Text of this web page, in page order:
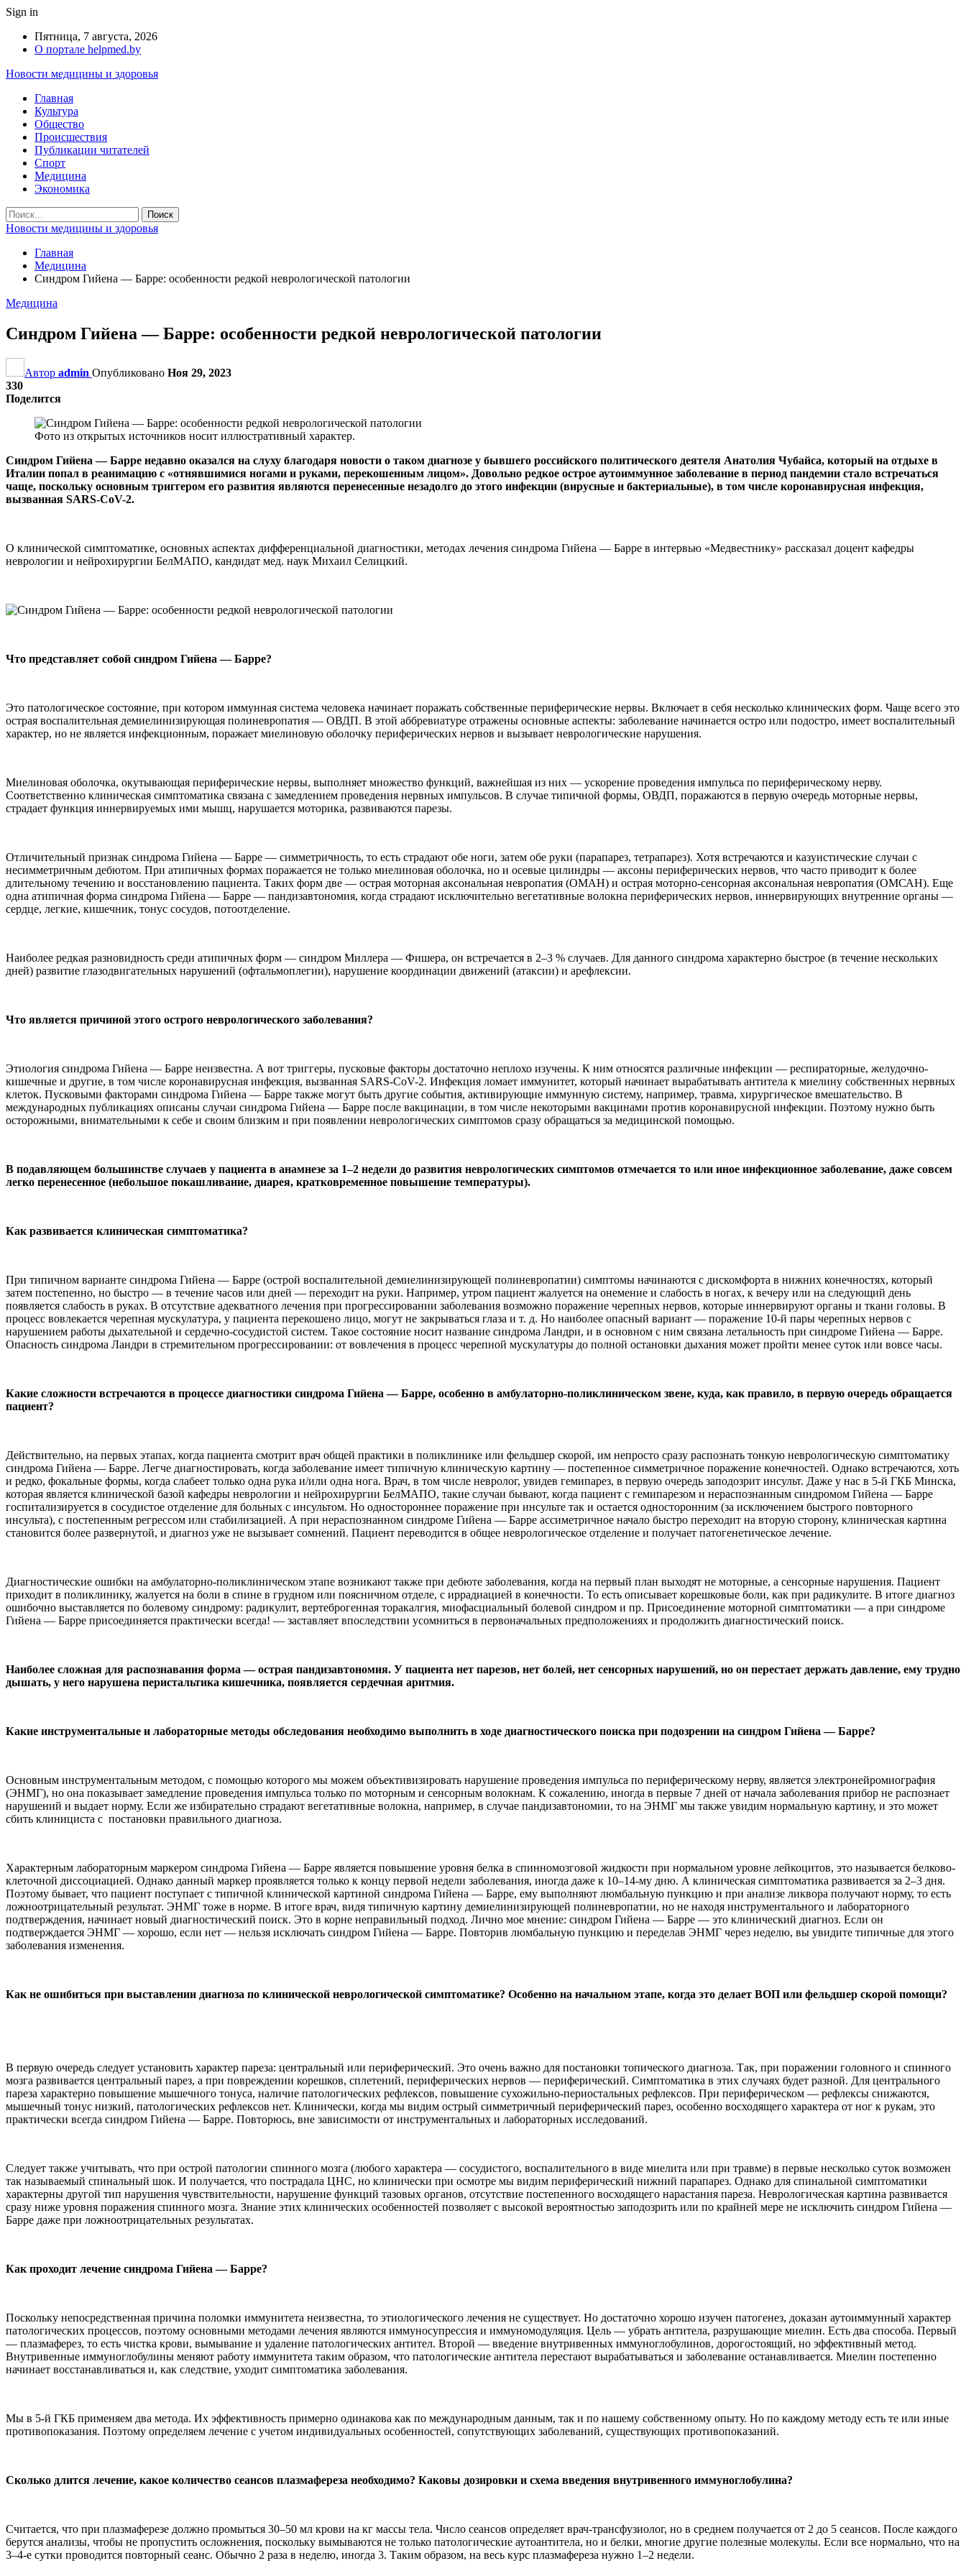
Sign in
Пятница, 7 августа, 2026
О портале helpmed.by
Новости медицины и здоровья
Главная
Культура
Общество
Происшествия
Публикации читателей
Спорт
Медицина
Экономика
Новости медицины и здоровья
Главная
Медицина
Синдром Гийена — Барре: особенности редкой неврологической патологии
Медицина
Синдром Гийена — Барре: особенности редкой неврологической патологии
Автор admin Опубликовано Ноя 29, 2023
330
Поделится
Фото из открытых источников носит иллюстративный характер.
Синдром Гийена — Барре недавно оказался на слуху благодаря новости о таком диагнозе у бывшего российского политического деятеля Анатолия Чубайса, который на отдыхе в
Италии попал в реанимацию с «отнявшимися ногами и руками, перекошенным лицом». Довольно редкое острое аутоиммунное заболевание в период пандемии стало встречаться
чаще, поскольку основным триггером его развития являются перенесенные незадолго до этого инфекции (вирусные и бактериальные), в том числе коронавирусная инфекция,
вызванная SARS-CоV-2.
О клинической симптоматике, основных аспектах дифференциальной диагностики, методах лечения синдрома Гийена — Барре в интервью «Медвестнику» рассказал доцент кафедры
неврологии и нейрохирургии БелМАПО, кандидат мед. наук Михаил Селицкий.
Что представляет собой синдром Гийена — Барре?
Это патологическое состояние, при котором иммунная система человека начинает поражать собственные периферические нервы. Включает в себя несколько клинических форм. Чаще всего это
острая воспалительная демиелинизирующая полиневропатия — ОВДП. В этой аббревиатуре отражены основные аспекты: заболевание начинается остро или подостро, имеет воспалительный
характер, но не является инфекционным, поражает миелиновую оболочку периферических нервов и вызывает неврологические нарушения.
Миелиновая оболочка, окутывающая периферические нервы, выполняет множество функций, важнейшая из них — ускорение проведения импульса по периферическому нерву.
Соответственно клиническая симптоматика связана с замедлением проведения нервных импульсов. В случае типичной формы, ОВДП, поражаются в первую очередь моторные нервы,
страдает функция иннервируемых ими мышц, нарушается моторика, развиваются парезы.
Отличительный признак синдрома Гийена — Барре — симметричность, то есть страдают обе ноги, затем обе руки (парапарез, тетрапарез). Хотя встречаются и казуистические случаи с
несимметричным дебютом. При атипичных формах поражается не только миелиновая оболочка, но и осевые цилиндры — аксоны периферических нервов, что часто приводит к более
длительному течению и восстановлению пациента. Таких форм две — острая моторная аксональная невропатия (ОМАН) и острая моторно-сенсорная аксональная невропатия (ОМСАН). Еще
одна атипичная форма синдрома Гийена — Барре — пандизавтономия, когда страдают исключительно вегетативные волокна периферических нервов, иннервирующих внутренние органы —
сердце, легкие, кишечник, тонус сосудов, потоотделение.
Наиболее редкая разновидность среди атипичных форм — синдром Миллера — Фишера, он встречается в 2–3 % случаев. Для данного синдрома характерно быстрое (в течение нескольких
дней) развитие глазодвигательных нарушений (офтальмоплегии), нарушение координации движений (атаксии) и арефлексии.
Что является причиной этого острого неврологического заболевания?
Этиология синдрома Гийена — Барре неизвестна. А вот триггеры, пусковые факторы достаточно неплохо изучены. К ним относятся различные инфекции — респираторные, желудочно-
кишечные и другие, в том числе коронавирусная инфекция, вызванная SARS-CoV-2. Инфекция ломает иммунитет, который начинает вырабатывать антитела к миелину собственных нервных
клеток. Пусковыми факторами синдрома Гийена — Барре также могут быть другие события, активирующие иммунную систему, например, травма, хирургическое вмешательство. В
международных публикациях описаны случаи синдрома Гийена — Барре после вакцинации, в том числе некоторыми вакцинами против коронавирусной инфекции. Поэтому нужно быть
осторожными, внимательными к себе и своим близким и при появлении неврологических симптомов сразу обращаться за медицинской помощью.
В подавляющем большинстве случаев у пациента в анамнезе за 1–2 недели до развития неврологических симптомов отмечается то или иное инфекционное заболевание, даже совсем
легко перенесенное (небольшое покашливание, диарея, кратковременное повышение температуры).
Как развивается клиническая симптоматика?
При типичном варианте синдрома Гийена — Барре (острой воспалительной демиелинизирующей полиневропатии) симптомы начинаются с дискомфорта в нижних конечностях, который
затем постепенно, но быстро — в течение часов или дней — переходит на руки. Например, утром пациент жалуется на онемение и слабость в ногах, к вечеру или на следующий день
появляется слабость в руках. В отсутствие адекватного лечения при прогрессировании заболевания возможно поражение черепных нервов, которые иннервируют органы и ткани головы. В
процесс вовлекается черепная мускулатура, у пациента перекошено лицо, могут не закрываться глаза и т. д. Но наиболее опасный вариант — поражение 10-й пары черепных нервов с
нарушением работы дыхательной и сердечно-сосудистой систем. Такое состояние носит название синдрома Ландри, и в основном с ним связана летальность при синдроме Гийена — Барре.
Опасность синдрома Ландри в стремительном прогрессировании: от вовлечения в процесс черепной мускулатуры до полной остановки дыхания может пройти менее суток или вовсе часы.
Какие сложности встречаются в процессе диагностики синдрома Гийена — Барре, особенно в амбулаторно-поликлиническом звене, куда, как правило, в первую очередь обращается
пациент?
Действительно, на первых этапах, когда пациента смотрит врач общей практики в поликлинике или фельдшер скорой, им непросто сразу распознать тонкую неврологическую симптоматику
синдрома Гийена — Барре. Легче диагностировать, когда заболевание имеет типичную клиническую картину — постепенное симметричное поражение конечностей. Однако встречаются, хоть
и редко, фокальные формы, когда слабеет только одна рука и/или одна нога. Врач, в том числе невролог, увидев гемипарез, в первую очередь заподозрит инсульт. Даже у нас в 5-й ГКБ Минска,
которая является клинической базой кафедры неврологии и нейрохирургии БелМАПО, такие случаи бывают, когда пациент с гемипарезом и нераспознанным синдромом Гийена — Барре
госпитализируется в сосудистое отделение для больных с инсультом. Но одностороннее поражение при инсульте так и остается односторонним (за исключением быстрого повторного
инсульта), с постепенным регрессом или стабилизацией. А при нераспознанном синдроме Гийена — Барре ассиметричное начало быстро переходит на вторую сторону, клиническая картина
становится более развернутой, и диагноз уже не вызывает сомнений. Пациент переводится в общее неврологическое отделение и получает патогенетическое лечение.
Диагностические ошибки на амбулаторно-поликлиническом этапе возникают также при дебюте заболевания, когда на первый план выходят не моторные, а сенсорные нарушения. Пациент
приходит в поликлинику, жалуется на боли в спине в грудном или поясничном отделе, с иррадиацией в конечности. То есть описывает корешковые боли, как при радикулите. В итоге диагноз
ошибочно выставляется по болевому синдрому: радикулит, вертеброгенная торакалгия, миофасциальный болевой синдром и пр. Присоединение моторной симптоматики — а при синдроме
Гийена — Барре присоединяется практически всегда! — заставляет впоследствии усомниться в первоначальных предположениях и продолжить диагностический поиск.
Наиболее сложная для распознавания форма — острая пандизавтономия. У пациента нет парезов, нет болей, нет сенсорных нарушений, но он перестает держать давление, ему трудно
дышать, у него нарушена перистальтика кишечника, появляется сердечная аритмия.
Какие инструментальные и лабораторные методы обследования необходимо выполнить в ходе диагностического поиска при подозрении на синдром Гийена — Барре?
Основным инструментальным методом, с помощью которого мы можем объективизировать нарушение проведения импульса по периферическому нерву, является электронейромиография
(ЭНМГ), но она показывает замедление проведения импульса только по моторным и сенсорным волокнам. К сожалению, иногда в первые 7 дней от начала заболевания прибор не распознает
нарушений и выдает норму. Если же избирательно страдают вегетативные волокна, например, в случае пандизавтономии, то на ЭНМГ мы также увидим нормальную картину, и это может
сбить клинициста с постановки правильного диагноза.
Характерным лабораторным маркером синдрома Гийена — Барре является повышение уровня белка в спинномозговой жидкости при нормальном уровне лейкоцитов, это называется белково-
клеточной диссоциацией. Однако данный маркер проявляется только к концу первой недели заболевания, иногда даже к 10–14-му дню. А клиническая симптоматика развивается за 2–3 дня.
Поэтому бывает, что пациент поступает с типичной клинической картиной синдрома Гийена — Барре, ему выполняют люмбальную пункцию и при анализе ликвора получают норму, то есть
ложноотрицательный результат. ЭНМГ тоже в норме. В итоге врач, видя типичную картину демиелинизирующей полиневропатии, но не находя инструментального и лабораторного
подтверждения, начинает новый диагностический поиск. Это в корне неправильный подход. Лично мое мнение: синдром Гийена — Барре — это клинический диагноз. Если он
подтверждается ЭНМГ — хорошо, если нет — нельзя исключать синдром Гийена — Барре. Повторив люмбальную пункцию и переделав ЭНМГ через неделю, вы увидите типичные для этого
заболевания изменения.
Как не ошибиться при выставлении диагноза по клинической неврологической симптоматике? Особенно на начальном этапе, когда это делает ВОП или фельдшер скорой помощи?
В первую очередь следует установить характер пареза: центральный или периферический. Это очень важно для постановки топического диагноза. Так, при поражении головного и спинного
мозга развивается центральный парез, а при повреждении корешков, сплетений, периферических нервов — периферический. Симптоматика в этих случаях будет разной. Для центрального
пареза характерно повышение мышечного тонуса, наличие патологических рефлексов, повышение сухожильно-периостальных рефлексов. При периферическом — рефлексы снижаются,
мышечный тонус низкий, патологических рефлексов нет. Клинически, когда мы видим острый симметричный периферический парез, особенно восходящего характера от ног к рукам, это
практически всегда синдром Гийена — Барре. Повторюсь, вне зависимости от инструментальных и лабораторных исследований.
Следует также учитывать, что при острой патологии спинного мозга (любого характера — сосудистого, воспалительного в виде миелита или при травме) в первые несколько суток возможен
так называемый спинальный шок. И получается, что пострадала ЦНС, но клинически при осмотре мы видим периферический нижний парапарез. Однако для спинальной симптоматики
характерны другой тип нарушения чувствительности, нарушение функций тазовых органов, отсутствие постепенного восходящего нарастания пареза. Неврологическая картина развивается
сразу ниже уровня поражения спинного мозга. Знание этих клинических особенностей позволяет с высокой вероятностью заподозрить или по крайней мере не исключить синдром Гийена —
Барре даже при ложноотрицательных результатах.
Как проходит лечение синдрома Гийена — Барре?
Поскольку непосредственная причина поломки иммунитета неизвестна, то этиологического лечения не существует. Но достаточно хорошо изучен патогенез, доказан аутоиммунный характер
патологических процессов, поэтому основными методами лечения являются иммуносупрессия и иммуномодуляция. Цель — убрать антитела, разрушающие миелин. Есть два способа. Первый
— плазмаферез, то есть чистка крови, вымывание и удаление патологических антител. Второй — введение внутривенных иммуноглобулинов, дорогостоящий, но эффективный метод.
Внутривенные иммуноглобулины меняют работу иммунитета таким образом, что патологические антитела перестают вырабатываться и заболевание останавливается. Миелин постепенно
начинает восстанавливаться и, как следствие, уходит симптоматика заболевания.
Мы в 5-й ГКБ применяем два метода. Их эффективность примерно одинакова как по международным данным, так и по нашему собственному опыту. Но по каждому методу есть те или иные
противопоказания. Поэтому определяем лечение с учетом индивидуальных особенностей, сопутствующих заболеваний, существующих противопоказаний.
Сколько длится лечение, какое количество сеансов плазмафереза необходимо? Каковы дозировки и схема введения внутривенного иммуноглобулина?
Считается, что при плазмаферезе должно промыться 30–50 мл крови на кг массы тела. Число сеансов определяет врач-трансфузиолог, но в среднем получается от 2 до 5 сеансов. После каждого
берутся анализы, чтобы не пропустить осложнения, поскольку вымываются не только патологические аутоантитела, но и белки, многие другие полезные молекулы. Если все нормально, что на
3–4-е сутки проводится повторный сеанс. Обычно 2 раза в неделю, иногда 3. Таким образом, на весь курс плазмафереза нужно 1–2 недели.